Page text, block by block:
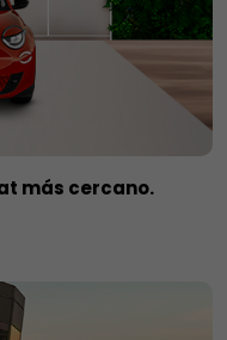
más cercano.